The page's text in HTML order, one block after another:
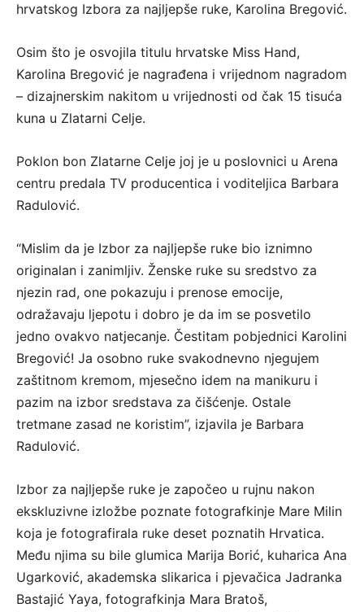
hrvatskog Izbora za najljepše ruke, Karolina Bregović.
Osim što je osvojila titulu hrvatske Miss Hand,
Karolina Bregović je nagrađena i vrijednom nagradom
– dizajnerskim nakitom u vrijednosti od čak 15 tisuća
kuna u Zlatarni Celje.
Poklon bon Zlatarne Celje joj je u poslovnici u Arena
centru predala TV producentica i voditeljica Barbara
Radulović.
“Mislim da je Izbor za najljepše ruke bio iznimno
originalan i zanimljiv. Ženske ruke su sredstvo za
njezin rad, one pokazuju i prenose emocije,
odražavaju ljepotu i dobro je da im se posvetilo
jedno ovakvo natjecanje. Čestitam pobjednici Karolini
Bregović! Ja osobno ruke svakodnevno njegujem
zaštitnom kremom, mjesečno idem na manikuru i
pazim na izbor sredstava za čišćenje. Ostale
tretmane zasad ne koristim”, izjavila je Barbara
Radulović.
Izbor za najljepše ruke je započeo u rujnu nakon
ekskluzivne izložbe poznate fotografkinje Mare Milin
koja je fotografirala ruke deset poznatih Hrvatica.
Među njima su bile glumica Marija Borić, kuharica Ana
Ugarković, akademska slikarica i pjevačica Jadranka
Bastajić Yaya, fotografkinja Mara Bratoš,